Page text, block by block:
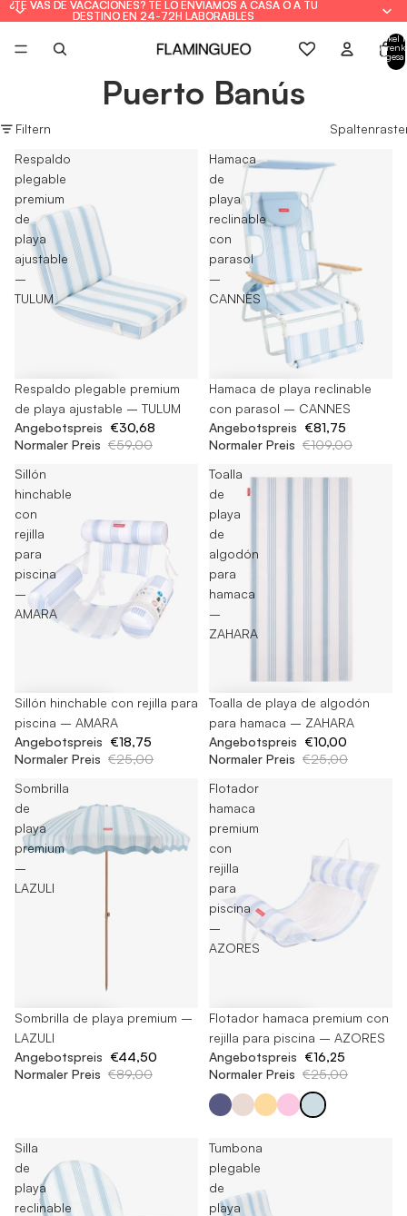
¿TE VAS DE VACACIONES? TE LO ENVIAMOS A CASA O A TU
DESTINO EN 24-72H LABORABLES
¿TE VAS DE VACACIONES? TE LO ENVIAMOS A CASA O A TU
DESTINO EN 24-72H LABORABLES
Artikel
Puerto Banús
Filtern
Respaldo
plegable
premium
de
playa
ajustable
–
TULUM
-48%
Respaldo plegable premium
de playa ajustable – TULUM
Angebotspreis €30,68
Normaler Preis €59,00
Hamaca
de
playa
reclinable
con
parasol
–
CANNES
-25%
Hamaca de playa reclinable
con parasol – CANNES
Angebotspreis €81,75
Normaler Preis €109,00
Sillón
hinchable
con
rejilla
para
piscina
–
AMARA
-25%
Sillón hinchable con rejilla para
piscina – AMARA
Angebotspreis €18,75
Normaler Preis €25,00
Toalla
de
playa
de
algodón
para
hamaca
–
ZAHARA
-60%
Toalla de playa de algodón
para hamaca – ZAHARA
Angebotspreis €10,00
Normaler Preis €25,00
Sombrilla
de
playa
premium
–
LAZULI
-50%
Sombrilla de playa premium –
LAZULI
Angebotspreis €44,50
Normaler Preis €89,00
Flotador
hamaca
premium
con
rejilla
para
piscina
–
AZORES
-35%
Flotador hamaca premium con
rejilla para piscina – AZORES
Angebotspreis €16,25
Normaler Preis €25,00
Silla
de
playa
reclinable
Tumbona
plegable
de
playa